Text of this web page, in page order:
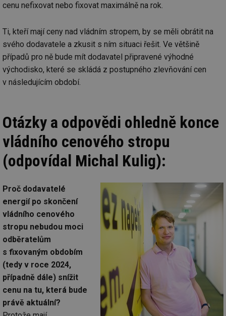
cenu nefixovat nebo fixovat maximálně na rok.
Ti, kteří mají ceny nad vládním stropem, by se měli obrátit na
svého dodavatele a zkusit s ním situaci řešit. Ve většině
případů pro ně bude mít dodavatel připravené výhodné
východisko, které se skládá z postupného zlevňování cen
v následujícím období.
Otázky a odpovědi ohledně konce
vládního cenového stropu
(odpovídal Michal Kulig):
Proč dodavatelé
energií po skončení
vládního cenového
stropu nebudou moci
odběratelům
s fixovaným obdobím
(tedy v roce 2024,
případně dále) snížit
cenu na tu, která bude
právě aktuální?